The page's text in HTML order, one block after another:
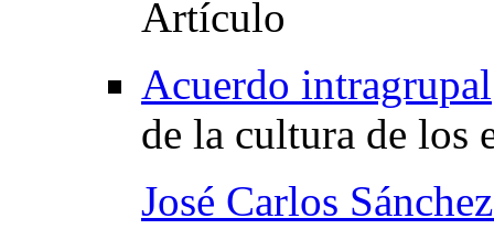
Acuerdo intragrupal
de la cultura de los
José Carlos